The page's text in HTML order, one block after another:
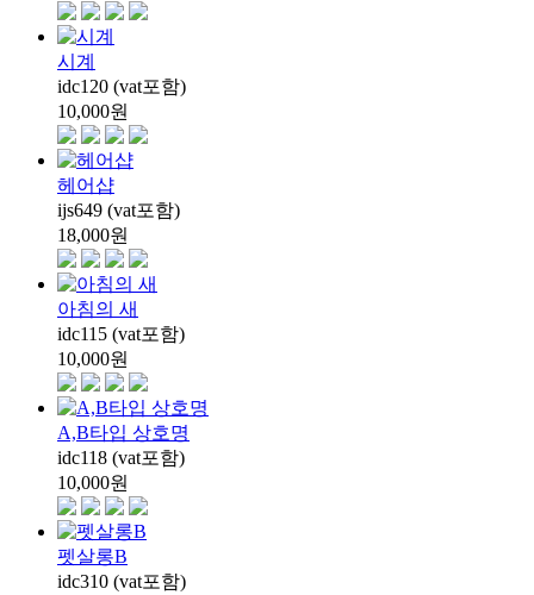
시계
idc120 (vat포함)
10,000원
헤어샵
ijs649 (vat포함)
18,000원
아침의 새
idc115 (vat포함)
10,000원
A,B타입 상호명
idc118 (vat포함)
10,000원
펫살롱B
idc310 (vat포함)